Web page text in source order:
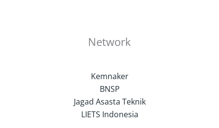
Network
Kemnaker
BNSP
Jagad Asasta Teknik
LIETS Indonesia